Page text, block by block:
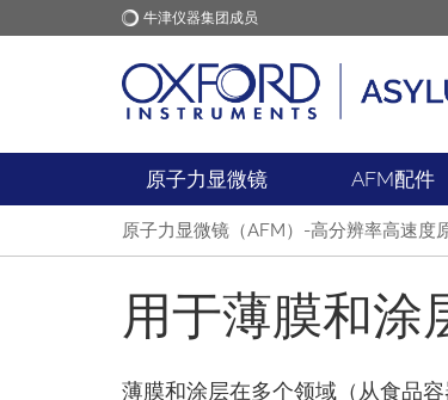
牛津仪器集团成员
牛津仪器
原子力显微镜 AFM配件
原子力显微镜（AFM）-高分辨率高速度
用于薄膜和涂
薄膜和涂层在多个领域（从食品